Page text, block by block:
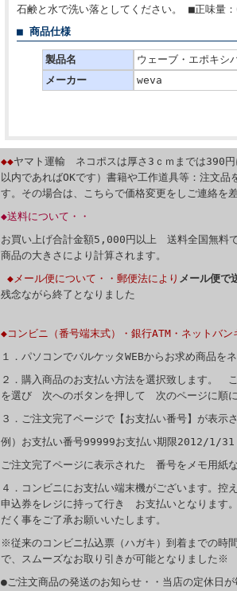
石鹸と水で洗い落としてください。 ■正味量
■ 商品仕様
製品名
ウェーブ・エポキ
メーカー
weva
◆◆ヤマト運輸 ネコポスは厚さ3ｃｍまでは390円
以内であればOKです）書籍や工作道具等：注文
す。その場合は、こちらで価格変更をしご連絡
◆送料について・・
お買い上げ合計金額5,000円以上 送料全国無料
商品の大きさにより計算されます。
◆メール便について・・郵便法により メール便で
残念ながら終了となりました
◆コンビニ（番号端末式）・銀行ATM・ネットバン
１．パソコンでバルケッタWEBからお求め商品を
２．購入商品のお支払い方法を選択致します。
を選び 次へのボタンを押して 次のページに順に
３．ご注文完了ページで【お支払い番号】が表示
例）お支払い番号99999お支払い期限2012/1/31
ご注文完了ページに表示された 番号をメモ用紙
４．コンビニにお支払い端末機がございます。
申込券をレジに持って行き お支払いとなります
だく事をご了承お願いいたします。
※従来のコンビニ払込票（ハガキ）到着までの時
で、スムーズなお取り引きが可能となりました※
●ご注文商品の発送のお知らせ・・当店の定休日